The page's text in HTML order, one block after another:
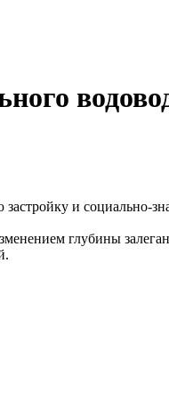
и социально-
глубины